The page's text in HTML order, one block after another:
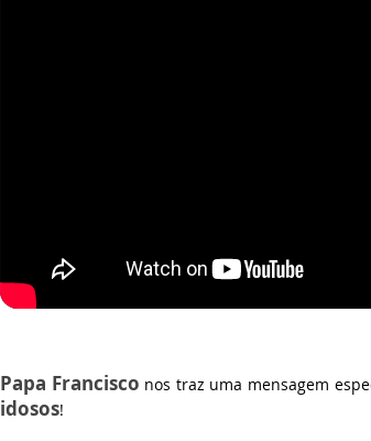
Papa Francisco nos traz uma mensagem
idosos!